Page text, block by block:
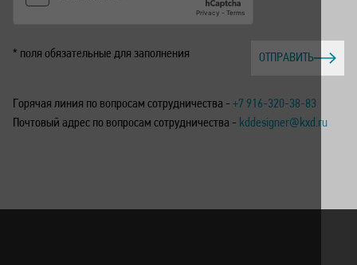
* поля обязательные для заполнения ОТПРАВИТЬ
Горячая линия по вопросам сотрудничества - +7 916-320-38-83
Почтовый адрес по вопросам сотрудничества - kddesigner@kxd.ru